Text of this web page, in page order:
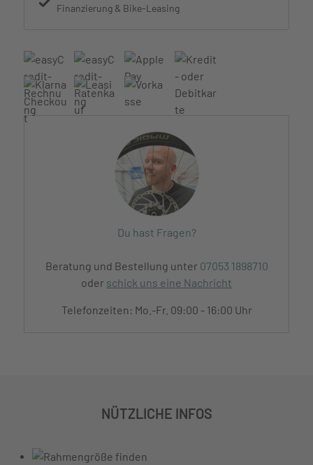
Finanzierung & Bike-Leasing
Du hast Fragen?
Beratung und Bestellung unter 07053 1898710
oder schick uns eine Nachricht
Telefonzeiten: Mo.-Fr. 09:00 - 16:00 Uhr
NÜTZLICHE INFOS